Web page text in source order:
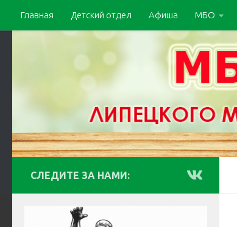
Главная Детский отдел Афиша МБО
СЛЕДИТЕ ЗА НАМИ: